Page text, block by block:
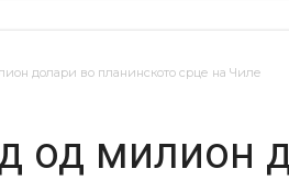
долари во планинското срце на Чиле
од милион